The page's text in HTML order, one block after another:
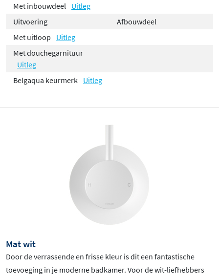
Met inbouwdeel
Uitleg
Uitvoering
Afbouwdeel
Met uitloop
Uitleg
Met douchegarnituur
Uitleg
Belgaqua keurmerk Uitleg
Mat wit
Door de verrassende en frisse kleur is dit een fantastische
toevoeging in je moderne badkamer. Voor de wit-liefhebbers